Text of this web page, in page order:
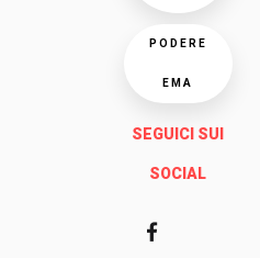
PODERE
EMA
SEGUICI SUI
SOCIAL